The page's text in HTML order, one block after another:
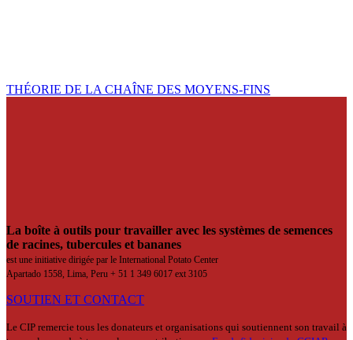
THÉORIE DE LA CHAÎNE DES MOYENS-FINS
La boîte à outils pour travailler avec les systèmes de semences
de racines, tubercules et bananes
est une initiative dirigée par le International Potato Center
Apartado 1558, Lima, Peru + 51 1 349 6017 ext 3105
SOUTIEN ET CONTACT
Le CIP remercie tous les donateurs et organisations qui soutiennent son travail à